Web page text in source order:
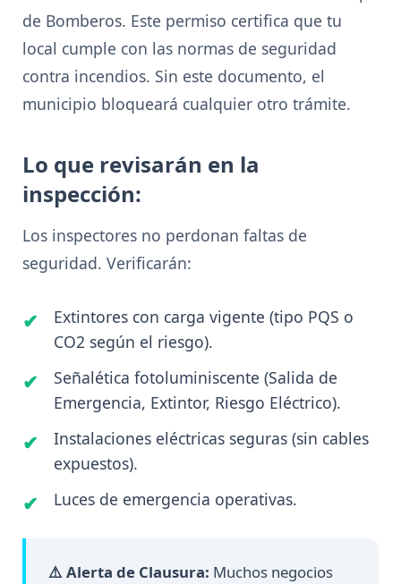
de Bomberos. Este permiso certifica que tu
local cumple con las normas de seguridad
contra incendios. Sin este documento, el
municipio bloqueará cualquier otro trámite.
Lo que revisarán en la
inspección:
Los inspectores no perdonan faltas de
seguridad. Verificarán:
Extintores con carga vigente (tipo PQS o
CO2 según el riesgo).
Señalética fotoluminiscente (Salida de
Emergencia, Extintor, Riesgo Eléctrico).
Instalaciones eléctricas seguras (sin cables
expuestos).
Luces de emergencia operativas.
⚠️ Alerta de Clausura: Muchos negocios